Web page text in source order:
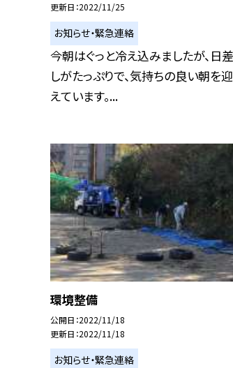
更新日 2022/11/25
お知らせ・緊急連絡
今朝はぐっと冷え込みましたが、日差
しがたっぷりで、気持ちの良い朝を迎
えています。...
環境整備
公開日 2022/11/18
更新日 2022/11/18
お知らせ・緊急連絡